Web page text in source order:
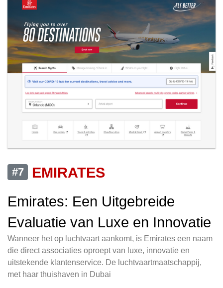
#7
EMIRATES
Emirates: Een Uitgebreide
Evaluatie van Luxe en Innovatie
Wanneer het op luchtvaart aankomt, is Emirates een naam
die direct associaties oproept van luxe, innovatie en
uitstekende klantenservice. De luchtvaartmaatschappij,
met haar thuishaven in Dubai